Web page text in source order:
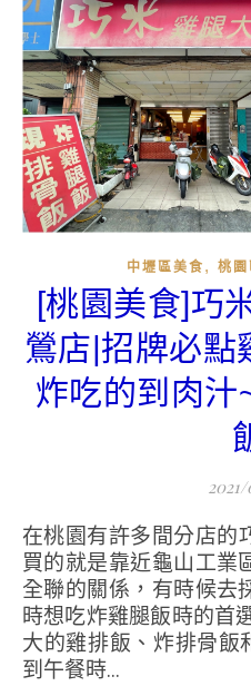
中壢區美食 , 桃園
[桃園美食]巧
鶯店|招牌必點
炸吃的到肉汁
在桃園有許多間分店的巧米雞腿大王，我最常購
買的就是靠近龜山工業
全聯的關係，有時候去
時想吃炸雞腿飯時的首
大的雞排飯、炸排骨
到午餐時...